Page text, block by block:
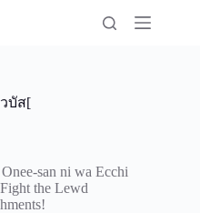
บัส[
san ni wa Ecchi
the Lewd